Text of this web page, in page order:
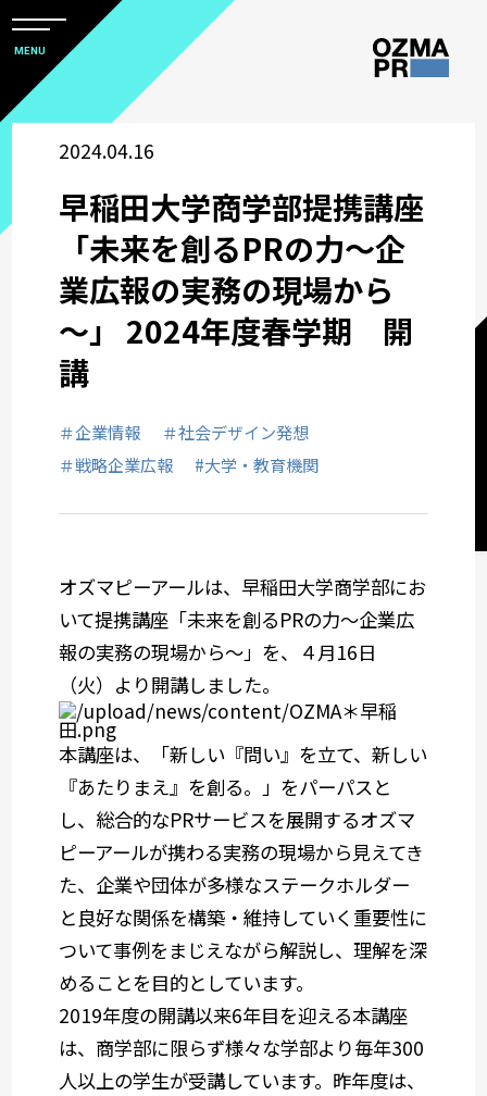
本
文
へ
社
オ
ズ
マ
メ
ニ
ュ
ー
開
MENU
2024.04.16
早稲田大学商学部提携講座
「未来を創るPRの力～企
業広報の実務の現場から
～」 2024年度春学期 開
講
＃企業情報
＃社会デザイン発想
＃戦略企業広報
#大学・教育機関
オズマピーアールは、早稲田大学商学部にお
いて提携講座「未来を創るPRの力～企業広
報の実務の現場から～」を、４月16日
（火）より開講しました。
本講座は、「新しい『問い』を立て、新しい
『あたりまえ』を創る。」をパーパスと
し、総合的なPRサービスを展開するオズマ
ピーアールが携わる実務の現場から見えてき
た、企業や団体が多様なステークホルダー
と良好な関係を構築・維持していく重要性に
ついて事例をまじえながら解説し、理解を深
めることを目的としています。
2019年度の開講以来6年目を迎える本講座
は、商学部に限らず様々な学部より毎年300
人以上の学生が受講しています。昨年度は、
すべて
アワード
企業情報
採用関連情報
ウズ研
サステナビリティコミュニケーション
関西オフィス
社会デザイン発想
サービスメニューから選ぶ
業種から選ぶ